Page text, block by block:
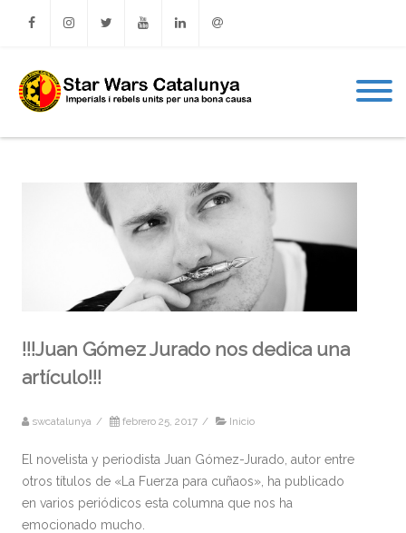
Facebook
!!!Juan Gómez Jurado nos dedica una
artículo!!!
swcatalunya / febrero 25, 2017 / Inicio
El novelista y periodista Juan Gómez-Jurado, autor entre
otros títulos de «La Fuerza para cuñaos», ha publicado
en varios periódicos esta columna que nos ha
emocionado mucho.